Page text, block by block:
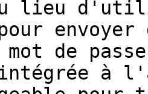
lieu
envoyer
mot de
à